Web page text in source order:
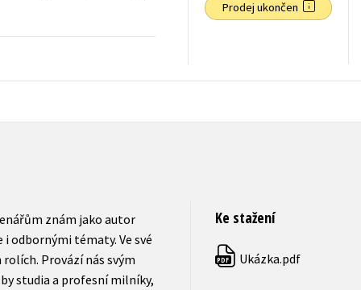
Prodej ukončen
znám jako autor
odbornými tématy. Ve své
Provází nás svým
studia a profesní milníky,
Ke stažení
PDF Ukázka.pdf